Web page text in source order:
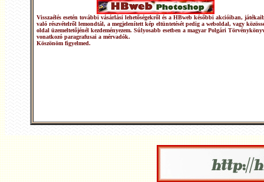
Visszaélés esetén további vásárlási lehetőségekről és a HBweb későbbi akcióiban,
való részvételről lemondtál, a megjelenített kép eltüntetését pedig a weboldal, vagy
oldal üzemeltetőjénél kezdeményezem. Súlyosabb esetben a magyar Polgári
vonatkozó paragrafusai a mérvadók.
Köszönöm figyelmed.